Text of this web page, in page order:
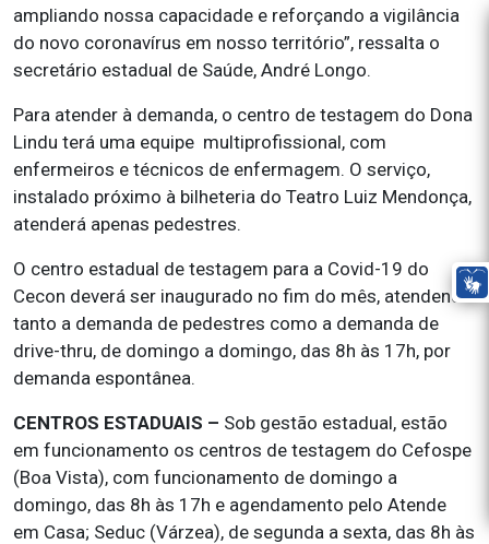
ampliando nossa capacidade e reforçando a vigilância
do novo coronavírus em nosso território”, ressalta o
secretário estadual de Saúde, André Longo.
Para atender à demanda, o centro de testagem do Dona
Lindu terá uma equipe multiprofissional, com
enfermeiros e técnicos de enfermagem. O serviço,
instalado próximo à bilheteria do Teatro Luiz Mendonça,
atenderá apenas pedestres.
O centro estadual de testagem para a Covid-19 do
Cecon deverá ser inaugurado no fim do mês, atendendo
tanto a demanda de pedestres como a demanda de
drive-thru, de domingo a domingo, das 8h às 17h, por
demanda espontânea.
CENTROS ESTADUAIS – Sob gestão estadual, estão
em funcionamento os centros de testagem do Cefospe
(Boa Vista), com funcionamento de domingo a
domingo, das 8h às 17h e agendamento pelo Atende
em Casa; Seduc (Várzea), de segunda a sexta, das 8h às